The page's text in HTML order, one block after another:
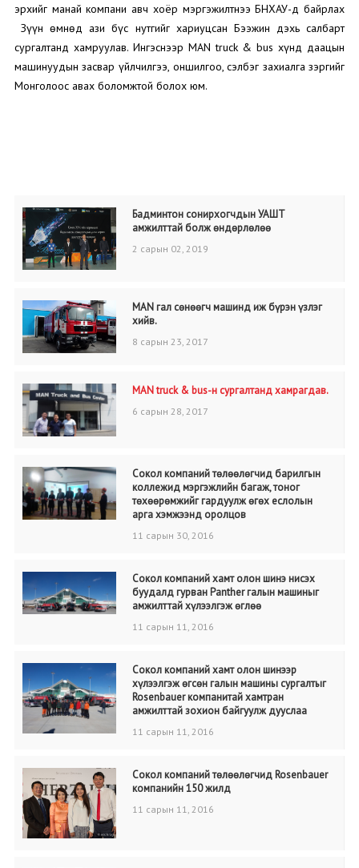
эрхийг манай компани авч хоёр мэргэжилтнээ БНХАУ-д байрлах
Зүүн өмнөд ази бүс нутгийг хариуцсан Бээжин дэхь салбарт
сургалтанд хамруулав. Ингэснээр MAN truck & bus хүнд даацын
машинуудын засвар үйлчилгээ, оншилгоо, сэлбэг захиалга зэргийг
Монголоос авах боломжтой болох юм.
Бадминтон сонирхогчдын УАШТ
амжилттай болж өндөрлөлөө
2 сарын 02, 2019
MAN гал сөнөөгч машинд иж бүрэн үзлэг
хийв.
8 сарын 23, 2017
MAN truck & bus-н сургалтанд хамрагдав.
6 сарын 28, 2017
Сокол компаний төлөөлөгчид барилгын
коллежид мэргэжлийн багаж, тоног
төхөөрөмжийг гардуулж өгөх еслолын
арга хэмжээнд оролцов
11 сарын 30, 2016
Сокол компаний хамт олон шинэ нисэх
буудалд гурван Panther галын машиныг
амжилттай хүлээлгэж өглөө
11 сарын 11, 2016
Сокол компаний хамт олон шинээр
хүлээлгэж өгсөн галын машины сургалтыг
Rosenbauer компанитай хамтран
амжилттай зохион байгуулж дууслаа
11 сарын 11, 2016
Сокол компаний төлөөлөгчид Rosenbauer
компанийн 150 жилд
11 сарын 11, 2016